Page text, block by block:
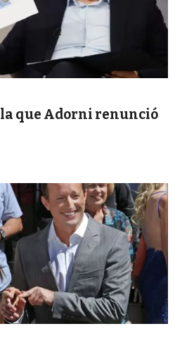
que Adorni renunció